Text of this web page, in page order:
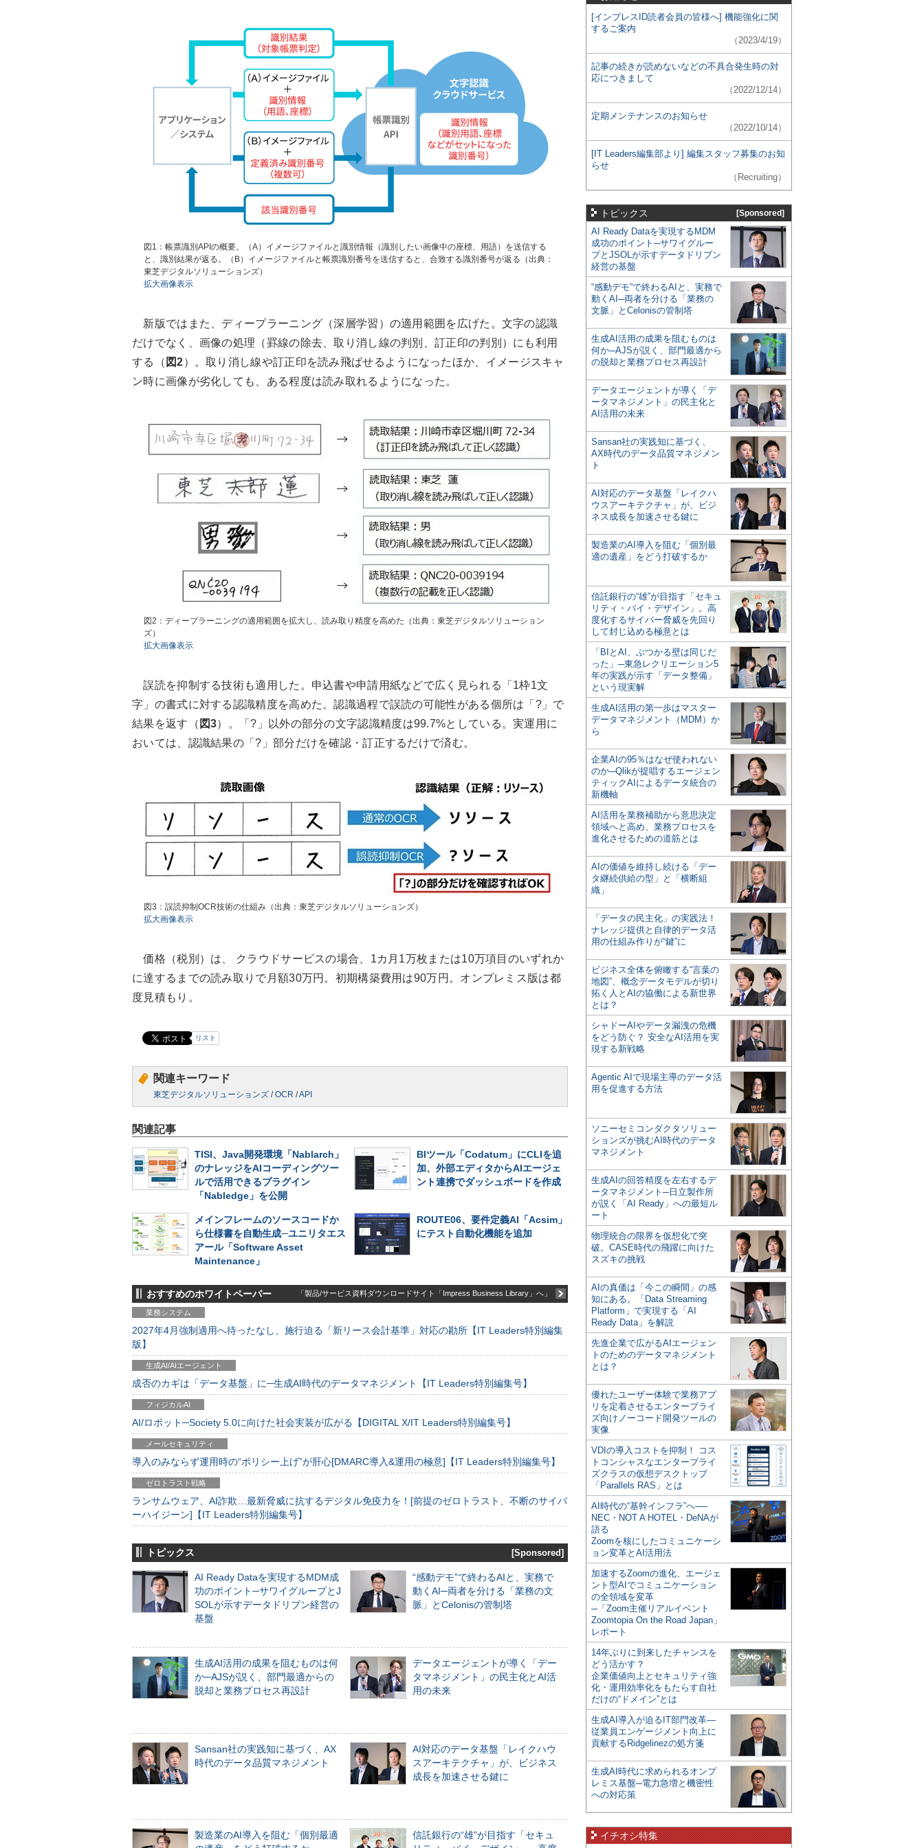
図1：帳票識別APIの概要。（A）イメージファイルと識別情報（識別したい画像中の座標、用語）を送信する
と、識別結果が返る。（B）イメージファイルと帳票識別番号を送信すると、合致する識別番号が返る（出典：
東芝デジタルソリューションズ）
拡大画像表示
新版ではまた、ディープラーニング（深層学習）の適用範囲を広げた。文字の認識
だけでなく、画像の処理（罫線の除去、取り消し線の判別、訂正印の判別）にも利用
する（ 図2）。取り消し線や訂正印を読み飛ばせるようになったほか、イメージスキャ
ン時に画像が劣化しても、ある程度は読み取れるようになった。
図2：ディープラーニングの適用範囲を拡大し、読み取り精度を高めた（出典：東芝デジタルソリューション
ズ）
拡大画像表示
誤読を抑制する技術も適用した。申込書や申請用紙などで広く見られる「1枠1文
字」の書式に対する認識精度を高めた。認識過程で誤読の可能性がある個所は「?」で
結果を返す（ 図3）。「?」以外の部分の文字認識精度は99.7%としている。実運用に
おいては、認識結果の「?」部分だけを確認・訂正するだけで済む。
図3：誤読抑制OCR技術の仕組み（出典：東芝デジタルソリューションズ）
拡大画像表示
価格（税別）は、 クラウドサービスの場合、1カ月1万枚または10万項目のいずれか
に達するまでの読み取りで月額30万円。初期構築費用は90万円。オンプレミス版は都
度見積もり。
リスト
関連キーワード
東芝デジタルソリューションズ /OCR /API
関連記事
TISI、Java開発環境「Nablarch」
のナレッジをAIコーディングツー
ルで活用できるプラグイン
「Nabledge」を公開
BIツール「Codatum」にCLIを追
加、外部エディタからAIエージェ
ント連携でダッシュボードを作成
メインフレームのソースコードか
ら仕様書を自動生成─ユニリタエス
アール「Software Asset
Maintenance」
ROUTE06、要件定義AI「Acsim」
にテスト自動化機能を追加
おすすめのホワイトペーパー 「製品/サービス資料ダウンロードサイト「Impress Business Library」へ」
業務システム
2027年4月強制適用へ待ったなし、施行迫る「新リース会計基準」対応の勘所【IT Leaders特別編集
版】
生成AI/AIエージェント
成否のカギは「データ基盤」に─生成AI時代のデータマネジメント【IT Leaders特別編集号】
フィジカルAI
AI/ロボット─Society 5.0に向けた社会実装が広がる【DIGITAL X/IT Leaders特別編集号】
メールセキュリティ
導入のみならず運用時の“ポリシー上げ”が肝心[DMARC導入&運用の極意]【IT Leaders特別編集号】
ゼロトラスト戦略
ランサムウェア、AI詐欺…最新脅威に抗するデジタル免疫力を！[前提のゼロトラスト、不断のサイバ
ーハイジーン]【IT Leaders特別編集号】
トピックス [Sponsored]
AI Ready Dataを実現するMDM成
功のポイント─サワイグループとJ
SOLが示すデータドリブン経営の
基盤
“感動デモ”で終わるAIと、実務で
動くAI─両者を分ける「業務の文
脈」とCelonisの管制塔
生成AI活用の成果を阻むものは何
か─AJSが説く、部門最適からの
脱却と業務プロセス再設計
データエージェントが導く「デー
タマネジメント」の民主化とAI活
用の未来
Sansan社の実践知に基づく、AX
時代のデータ品質マネジメント
AI対応のデータ基盤「レイクハウ
スアーキテクチャ」が、ビジネス
成長を加速させる鍵に
製造業のAI導入を阻む「個別最適
信託銀行の“雄”が目指す「セキュ
[インプレスID読者会員の皆様へ] 機能強化に関
するご案内
（2023/4/19）
記事の続きが読めないなどの不具合発生時の対
応につきまして
（2022/12/14）
定期メンテナンスのお知らせ
（2022/10/14）
[IT Leaders編集部より] 編集スタッフ募集のお知
らせ
（Recruiting）
トピックス [Sponsored]
AI Ready Dataを実現するMDM
成功のポイント─サワイグルー
プとJSOLが示すデータドリブン
経営の基盤
“感動デモ”で終わるAIと、実務で
動くAI─両者を分ける「業務の
文脈」とCelonisの管制塔
生成AI活用の成果を阻むものは
何か─AJSが説く、部門最適から
の脱却と業務プロセス再設計
データエージェントが導く「デ
ータマネジメント」の民主化と
AI活用の未来
Sansan社の実践知に基づく、
AX時代のデータ品質マネジメン
ト
AI対応のデータ基盤「レイクハ
ウスアーキテクチャ」が、ビジ
ネス成長を加速させる鍵に
製造業のAI導入を阻む「個別最
適の遺産」をどう打破するか
信託銀行の“雄”が目指す「セキュ
リティ・バイ・デザイン」。高
度化するサイバー脅威を先回り
して封じ込める極意とは
「BIとAI、ぶつかる壁は同じだ
った」─東急レクリエーション5
年の実践が示す「データ整備」
という現実解
生成AI活用の第一歩はマスター
データマネジメント（MDM）か
ら
企業AIの95％はなぜ使われない
のか─Qlikが提唱するエージェン
ティックAIによるデータ統合の
新機軸
AI活用を業務補助から意思決定
領域へと高め、業務プロセスを
進化させるための道筋とは
AIの価値を維持し続ける「デー
タ継続供給の型」と「横断組
織」
「データの民主化」の実践法！
ナレッジ提供と自律的データ活
用の仕組み作りが“鍵”に
ビジネス全体を俯瞰する“言葉の
地図”、概念データモデルが切り
拓く人とAIの協働による新世界
とは？
シャドーAIやデータ漏洩の危機
をどう防ぐ？ 安全なAI活用を実
現する新戦略
Agentic AIで現場主導のデータ活
用を促進する方法
ソニーセミコンダクタソリュー
ションズが挑むAI時代のデータ
マネジメント
生成AIの回答精度を左右するデ
ータマネジメント─日立製作所
が説く「AI Ready」への最短ル
ート
物理統合の限界を仮想化で突
破。CASE時代の飛躍に向けた
スズキの挑戦
AIの真価は「今この瞬間」の感
知にある。「Data Streaming
Platform」で実現する「AI
Ready Data」を解説
先進企業で広がるAIエージェン
トのためのデータマネジメント
とは？
優れたユーザー体験で業務アプ
リを定着させるエンタープライ
ズ向けノーコード開発ツールの
実像
VDIの導入コストを抑制！ コス
トコンシャスなエンタープライ
ズクラスの仮想デスクトップ
「Parallels RAS」とは
AI時代の“基幹インフラ”へ──
NEC・NOT A HOTEL・DeNAが
語る
Zoomを核にしたコミュニケーシ
ョン変革とAI活用法
加速するZoomの進化、エージェ
ント型AIでコミュニケーション
の全領域を変革
─「Zoom主催リアルイベント
Zoomtopia On the Road Japan」
レポート
14年ぶりに到来したチャンスを
どう活かす？
企業価値向上とセキュリティ強
化・運用効率化をもたらす自社
だけの“ドメイン”とは
生成AI導入が迫るIT部門改革―
従業員エンゲージメント向上に
貢献するRidgelinezの処方箋
生成AI時代に求められるオンプ
レミス基盤─電力急増と機密性
への対応策
イチオシ特集